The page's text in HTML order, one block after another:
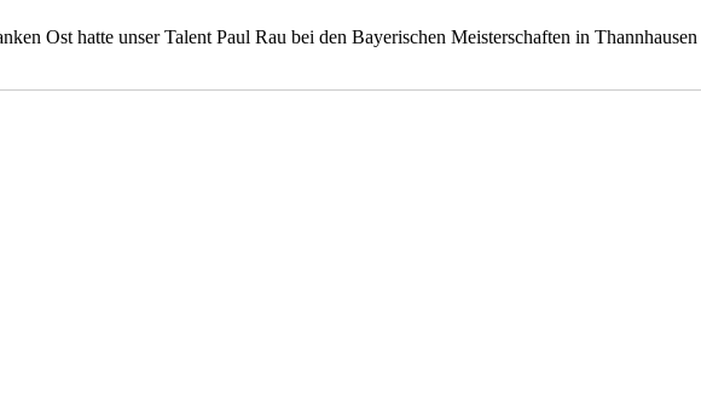
Ost hatte unser Talent Paul Rau bei den Bayerischen Meisterschaften in